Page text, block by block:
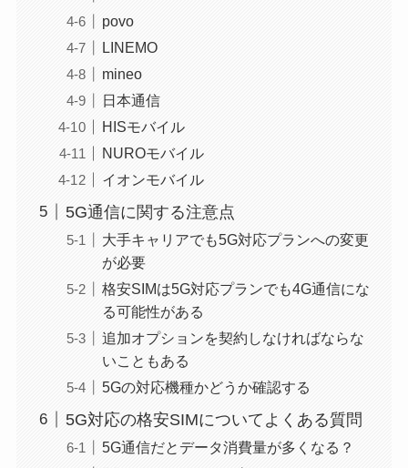
povo
LINEMO
mineo
日本通信
HISモバイル
NUROモバイル
イオンモバイル
5G通信に関する注意点
大手キャリアでも5G対応プランへの変更
が必要
格安SIMは5G対応プランでも4G通信にな
る可能性がある
追加オプションを契約しなければならな
いこともある
5Gの対応機種かどうか確認する
5G対応の格安SIMについてよくある質問
5G通信だとデータ消費量が多くなる？